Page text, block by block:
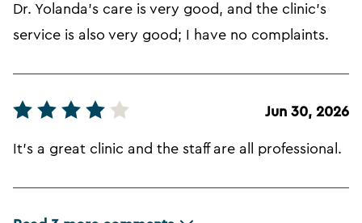
Dr. Yolanda's care is very good, and the clinic's
service is also very good; I have no complaints.
Jun 30, 2026
It's a great clinic and the staff are all professional.